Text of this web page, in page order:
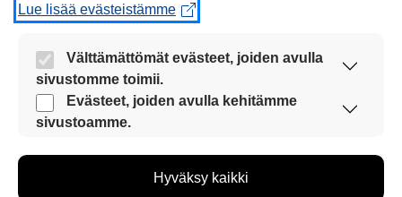
Huonokuntoiset vanhukset
sydän- tai hengityssairaat ihmiset
Lue lisää evästeistämme
Välttämättömät evästeet, joiden avulla
sivustomme toimii.
Nämä evästeet ovat aina käytössä, jotta
sivustoamme voi käyttää sujuvasti ja turvallisesti.
Evästeet, joiden avulla kehitämme
sivustoamme.
kehittää sivustoamme vastaamaan paremmin
Hyväksy kaikki